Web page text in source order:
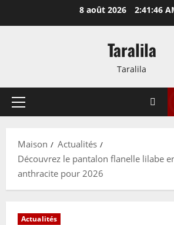
au
8 août 2026 2:41:47
Taralila
Taralila
Menu
Maison
Actualités
Découvrez le pantalon flanelle lilabe
anthracite pour 2026
Actualités